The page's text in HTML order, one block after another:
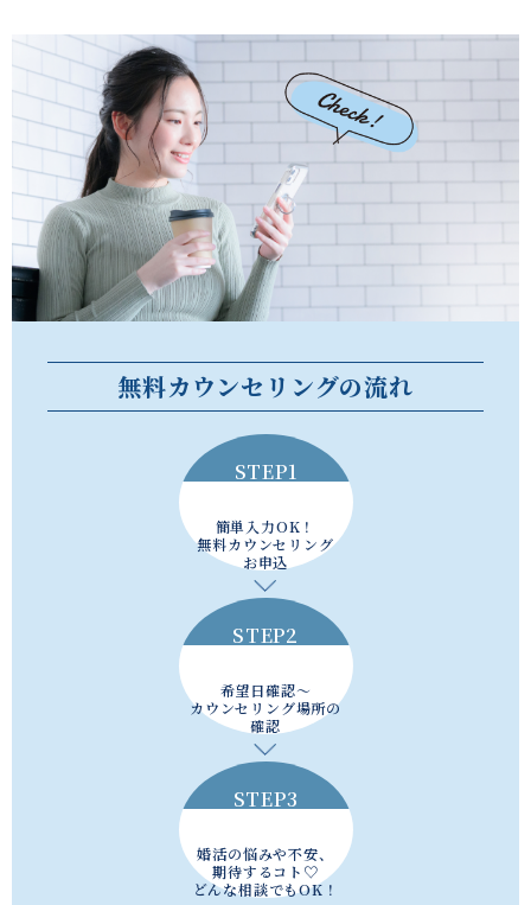
無料カウンセリングの流れ
STEP1
簡単入力OK！
無料カウンセリング
お申込
STEP2
希望日確認～
カウンセリング場所の
確認
STEP3
婚活の悩みや不安、
期待するコト♡
どんな相談でもOK！